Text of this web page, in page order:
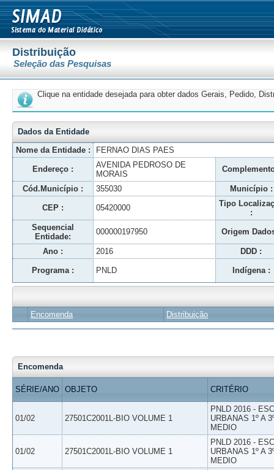
Distribuição
Seleção das Pesquisas
Clique na entidade desejada para obter dados Gerais, Pedido,
Dados da Entidade
Nome da Entidade :
FERNAO DIAS PAES
Endereço :
AVENIDA PEDROSO DE
MORAIS
Cód.Município : 355030 Município :
CEP : 05420000
Tipo
:
Sequencial
Entidade:
000000197950 Origem
Ano : 2016 DDD :
Programa : PNLD Indígena :
Encomenda Distribuição
Encomenda
SÉRIE/ANO OBJETO CRITÉRIO
01/02 27501C2001L-BIO VOLUME 1
PNLD 2016 -
URBANAS 1º A
MEDIO
01/02 27501C2001L-BIO VOLUME 1
PNLD 2016 -
URBANAS 1º A
MEDIO